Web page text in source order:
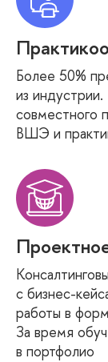
Более 50%
из
совместного
ВШЭ и
с бизнес-
работы в
За время
в портфолио